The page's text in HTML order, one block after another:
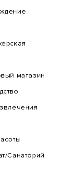
магазин
Санаторий